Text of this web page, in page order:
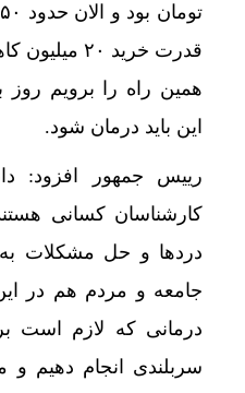
قدرت خرید
همین راه را برویم
این باید درمان شود.
رییس جمهور افزود:
کارشناسان کسانی
دردها و حل مشکلات به
جامعه و مردم هم در
درمانی که لازم است
سربلندی انجام دهیم و